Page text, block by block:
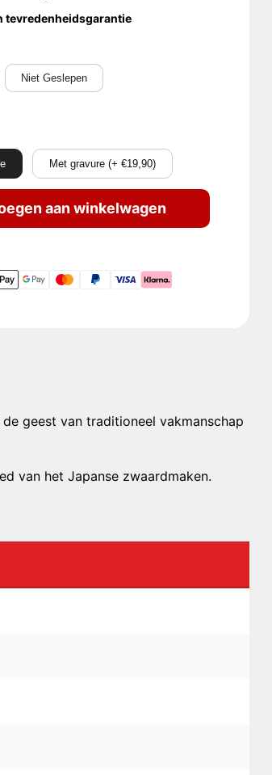
tevredenheidsgarantie
Niet Geslepen
Met gravure (+ €19,90)
aan winkelwagen
geest van traditioneel vakmanschap
van het Japanse zwaardmaken.